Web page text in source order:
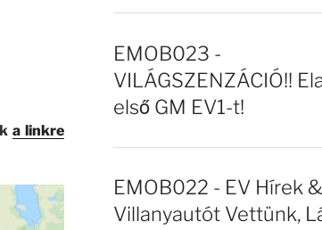
a linkre
EMOB023 -
VILÁGSZENZÁCIÓ!!
első GM EV1-t!
EMOB022 - EV Hírek &
Villanyautót Vettünk,